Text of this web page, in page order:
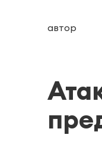
автор